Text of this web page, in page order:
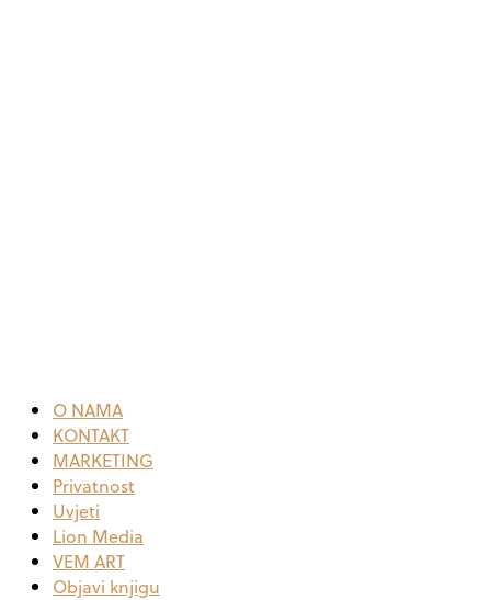
O NAMA
KONTAKT
MARKETING
Privatnost
Uvjeti
Lion Media
VEM ART
Objavi knjigu